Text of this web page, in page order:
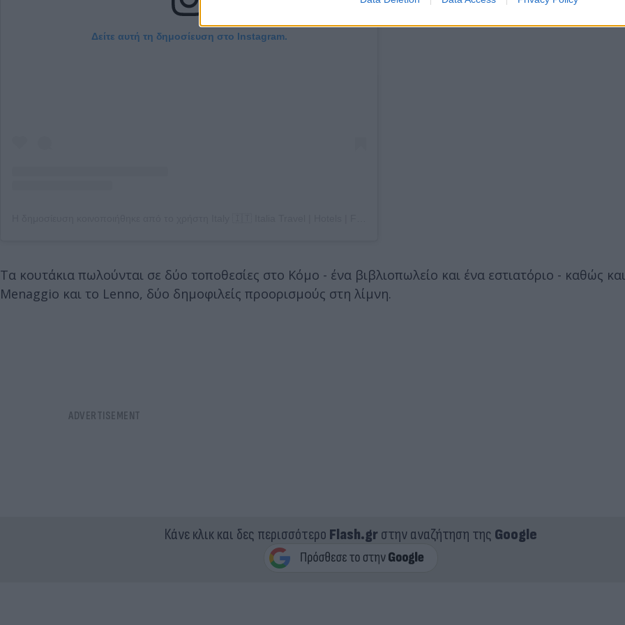
Δείτε αυτή τη δημοσίευση στο Instagram.
Τα κουτάκια πωλούνται σε δύο τοποθεσίες στο Κόμο - ένα βιβλιοπωλείο και ένα εστιατόριο - καθώς
Menaggio και το Lenno, δύο δημοφιλείς προορισμούς στη λίμνη.
Κάνε κλικ και δες περισσότερο Flash.grστην αναζήτηση της Google